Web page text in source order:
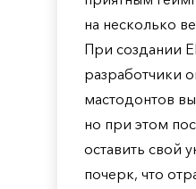
на несколько
При создании
разработчики
мастодонтов
но при этом
оставить свой
почерк, что